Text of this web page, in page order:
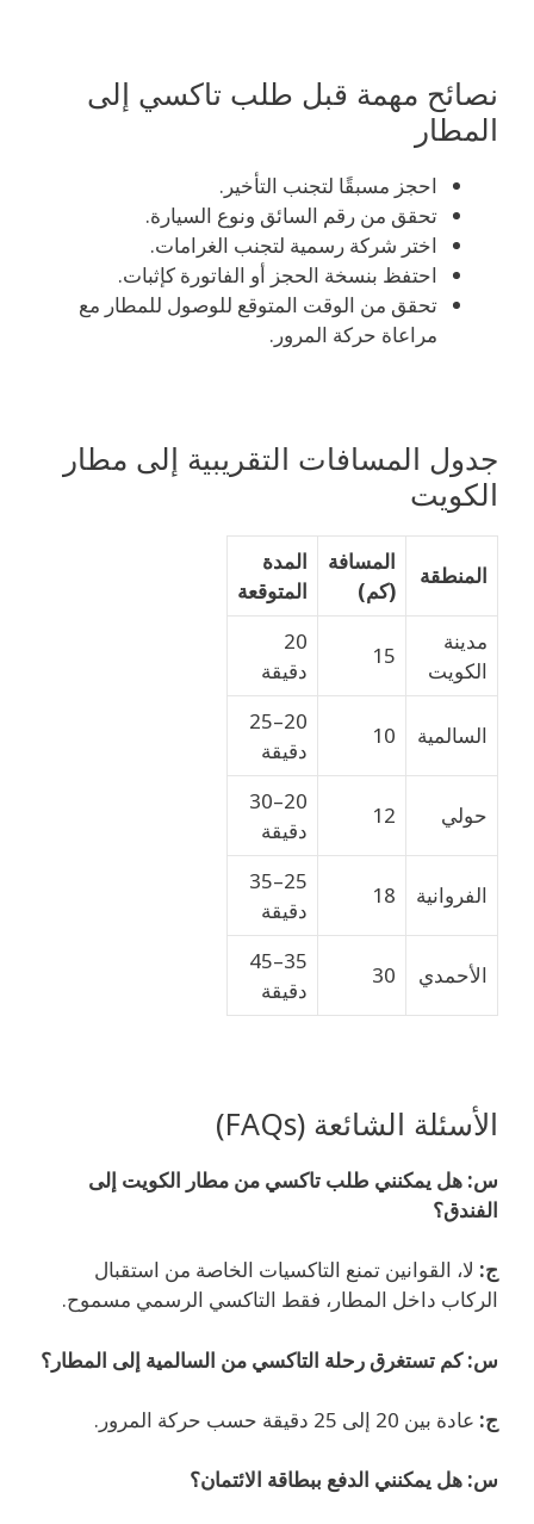
نصائح مهمة قبل طلب تاكسي إلى
المطار
احجز مسبقًا لتجنب التأخير.
تحقق من رقم السائق ونوع السيارة.
اختر شركة رسمية لتجنب الغرامات.
احتفظ بنسخة الحجز أو الفاتورة كإثبات.
تحقق من الوقت المتوقع للوصول للمطار مع
مراعاة حركة المرور.
جدول المسافات التقريبية إلى مطار
الكويت
المنطقة
المسافة
(كم)
المدة
المتوقعة
مدينة
الكويت
15
20
دقيقة
السالمية 10
20–25
دقيقة
حولي 12
20–30
دقيقة
الفروانية 18
25–35
دقيقة
الأحمدي 30
35–45
دقيقة
الأسئلة الشائعة (FAQs)
س: هل يمكنني طلب تاكسي من مطار الكويت إلى
الفندق؟
ج: لا، القوانين تمنع التاكسيات الخاصة من استقبال
الركاب داخل المطار، فقط التاكسي الرسمي مسموح.
س: كم تستغرق رحلة التاكسي من السالمية إلى المطار؟
ج: عادة بين 20 إلى 25 دقيقة حسب حركة المرور.
س: هل يمكنني الدفع ببطاقة الائتمان؟